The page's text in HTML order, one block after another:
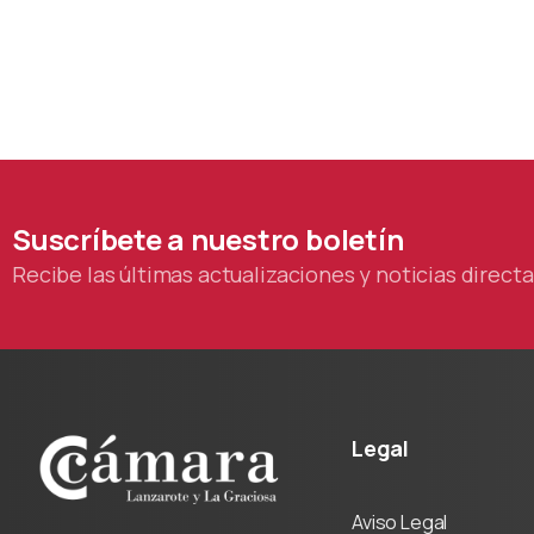
Suscríbetea nuestro boletín
Recibe las últimas actualizaciones y noticias
Legal
Aviso Legal